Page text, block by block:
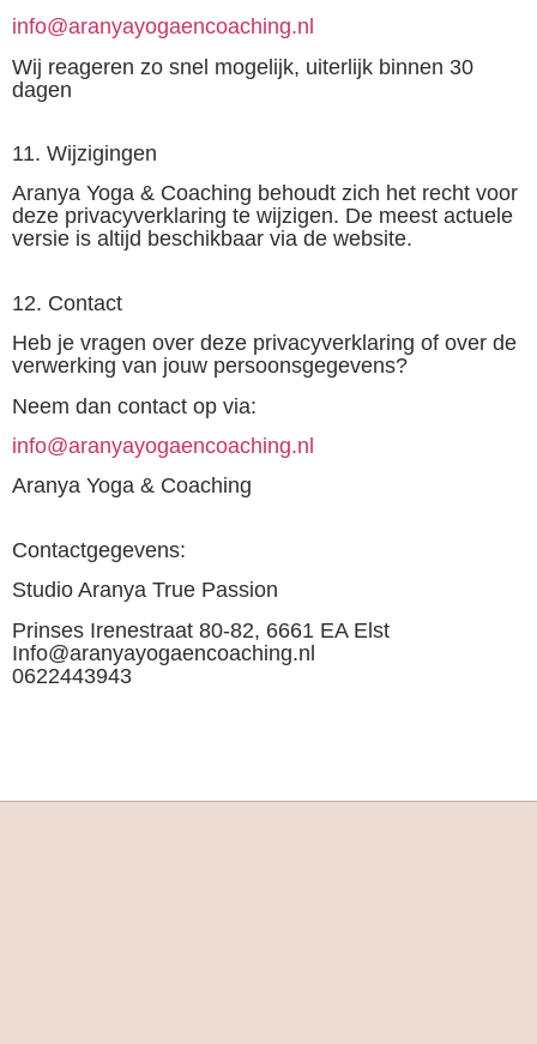
info@aranyayogaencoaching.nl
Wij reageren zo snel mogelijk, uiterlijk binnen 30
dagen
11. Wijzigingen
Aranya Yoga & Coaching behoudt zich het recht voor
deze privacyverklaring te wijzigen. De meest actuele
versie is altijd beschikbaar via de website.
12. Contact
Heb je vragen over deze privacyverklaring of over de
verwerking van jouw persoonsgegevens?
Neem dan contact op via:
info@aranyayogaencoaching.nl
Aranya Yoga & Coaching
Contactgegevens:
Studio Aranya True Passion
Prinses Irenestraat 80-82, 6661 EA Elst
Info@aranyayogaencoaching.nl
0622443943